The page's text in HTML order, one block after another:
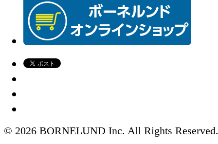
© 2026 BORNELUND Inc. All Rights Reserved.